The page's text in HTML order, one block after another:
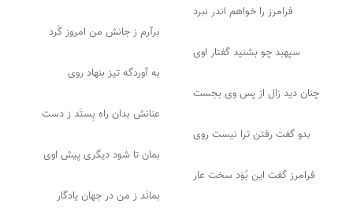
فرامرز را خواهم اندر نبرد
برآرم ز جانش من امروز گَرد
سپهبد چو بشنید گفتار اوی
به آوردگه تیز بنهاد روی
چنان دید زال از پس وی بجست
عنانش بدان راه بِستَد ز دست
بدو گفت رفتن ترا نیست روی
بمان تا شود دیگری پیش اوی
فرامرز گفت این بُوَد سخت عار
بمانَد ز من در جهان یادگار